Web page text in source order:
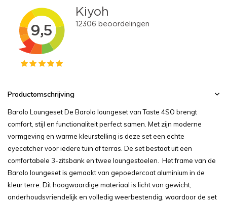
Productomschrijving
Barolo Loungeset De Barolo loungeset van Taste 4SO brengt
comfort, stijl en functionaliteit perfect samen. Met zijn moderne
vormgeving en warme kleurstelling is deze set een echte
eyecatcher voor iedere tuin of terras. De set bestaat uit een
comfortabele 3-zitsbank en twee loungestoelen. Het frame van de
Barolo loungeset is gemaakt van gepoedercoat aluminium in de
kleur terre. Dit hoogwaardige materiaal is licht van gewicht,
onderhoudsvriendelijk en volledig weerbestendig, waardoor de set